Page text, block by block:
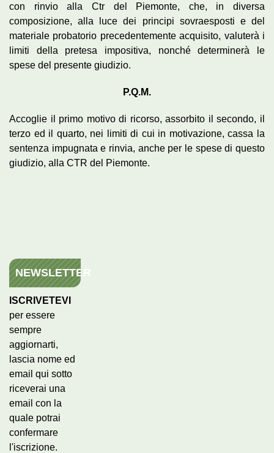
con rinvio alla Ctr del Piemonte, che, in diversa
composizione, alla luce dei principi sovraesposti e del
materiale probatorio precedentemente acquisito, valuterà i
limiti della pretesa impositiva, nonché determinerà le
spese del presente giudizio.
P.Q.M.
Accoglie il primo motivo di ricorso, assorbito il secondo, il
terzo ed il quarto, nei limiti di cui in motivazione, cassa la
sentenza impugnata e rinvia, anche per le spese di questo
giudizio, alla CTR del Piemonte.
NEWSLETTER
ISCRIVETEVI
per essere
sempre
aggiornarti,
lascia nome ed
email qui sotto
riceverai una
email con la
quale potrai
confermare
l'iscrizione.